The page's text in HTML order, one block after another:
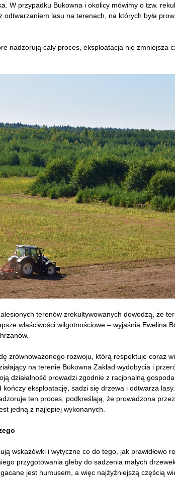
W przypadku Bukowna i okolicy mówimy o tzw.
odtwarzaniem lasu na terenach, na których była
nadzorują cały proces, eksploatacja nie zmniejsza
terenów zrekultywowanych dowodzą, że
właściwości wilgotnościowe – wyjaśnia Ewelina
zrównoważonego rozwoju, którą respektuje coraz
na terenie Bukowna Zakład wydobycia i
działalność prowadzi zgodnie z racjonalną
kończy eksploatację, sadzi się drzewa i odtwarza
ten proces, podkreślają, że prowadzona
jedną z najlepiej wykonanych.
wskazówki i wytyczne co do tego, jak prawidłowo
przygotowania gleby do sadzenia małych
jest humusem, a więc najżyźniejszą częścią